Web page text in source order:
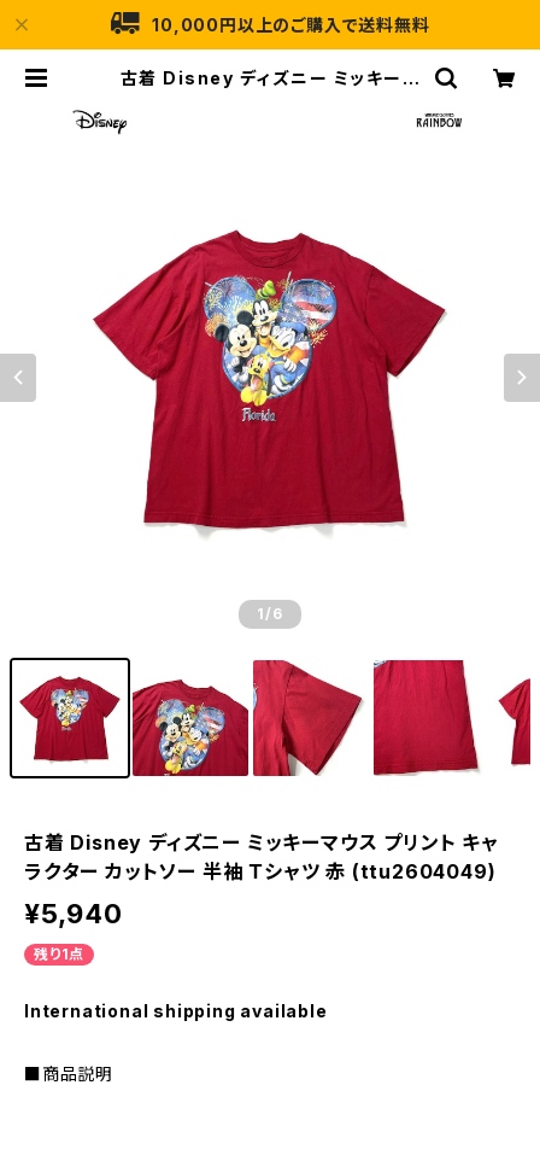
10,000円以上のご購入で送料無料
古着 Disney ディズニー ミッキーマ
ー 半袖 Ｔシャツ 赤 (ttu2604049)
1 /6
古着 Disney ディズニー ミッキーマウス プリント キャ
ラクター カットソー 半袖 Ｔシャツ 赤 (ttu2604049)
¥5,940
残り1点
International shipping available
■商品説明